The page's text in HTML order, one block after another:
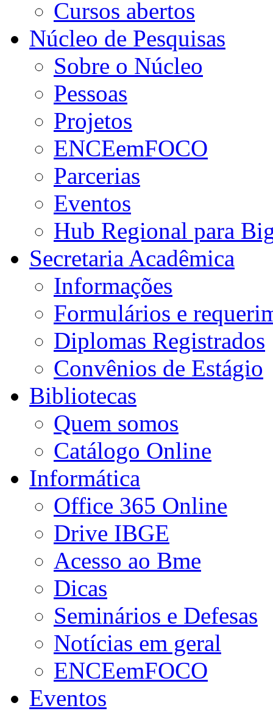
Cursos abertos
Núcleo de Pesquisas
Sobre o Núcleo
Pessoas
Projetos
ENCEemFOCO
Parcerias
Eventos
Hub Regional para
Secretaria Acadêmica
Informações
Formulários e
Diplomas Registrados
Convênios de Estágio
Bibliotecas
Quem somos
Catálogo Online
Informática
Office 365 Online
Drive IBGE
Acesso ao Bme
Dicas
Seminários e Defesas
Notícias em geral
ENCEemFOCO
Eventos